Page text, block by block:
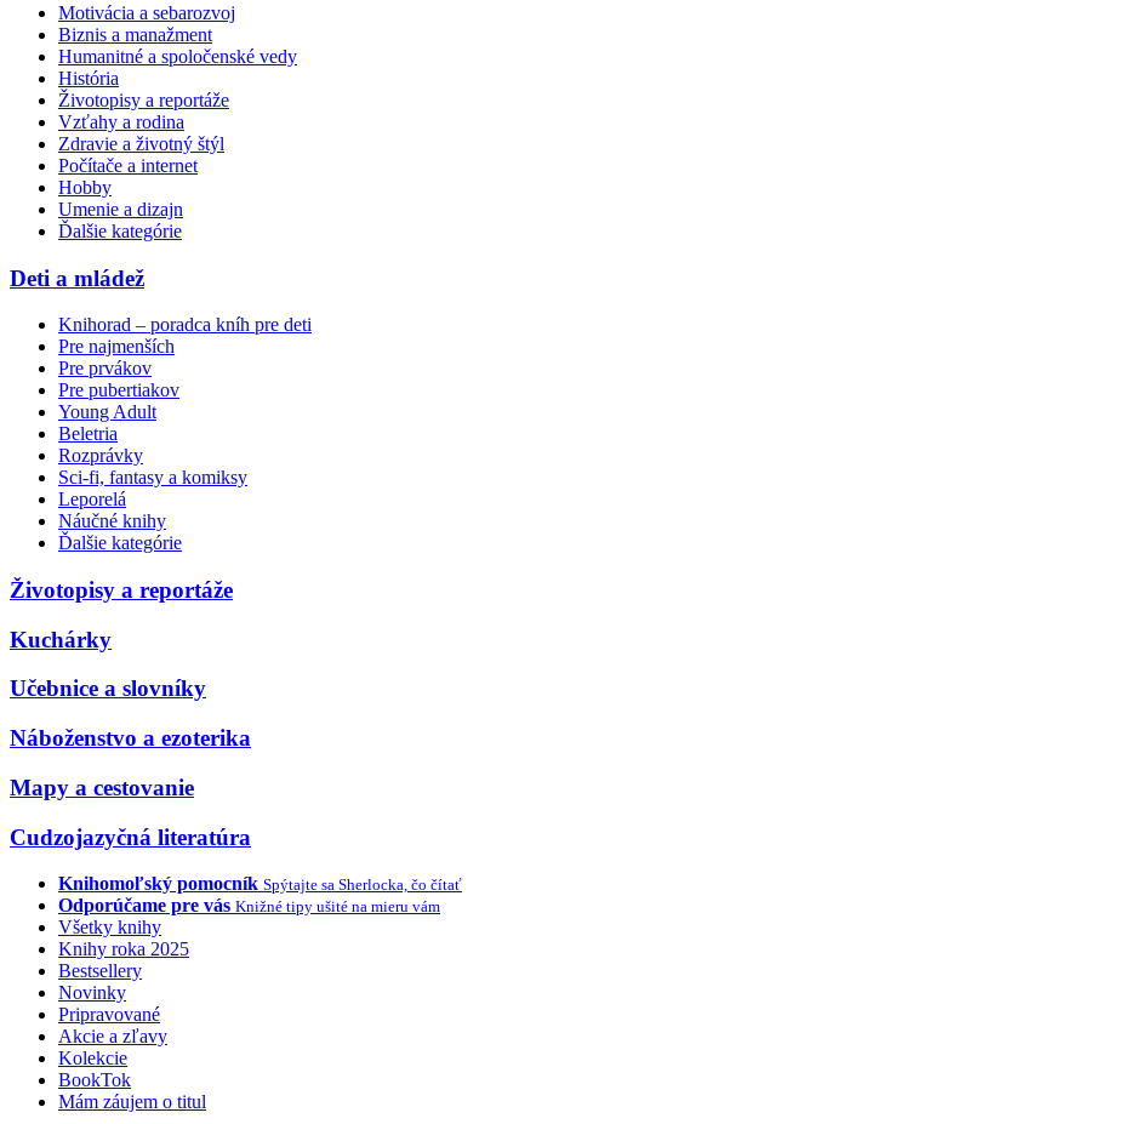
Motivácia a sebarozvoj
Biznis a manažment
Humanitné a spoločenské vedy
História
Životopisy a reportáže
Vzťahy a rodina
Zdravie a životný štýl
Počítače a internet
Hobby
Umenie a dizajn
Ďalšie kategórie
Deti a mládež
Knihorad – poradca kníh pre deti
Pre najmenších
Pre prvákov
Pre pubertiakov
Young Adult
Beletria
Rozprávky
Sci-fi, fantasy a komiksy
Leporelá
Náučné knihy
Ďalšie kategórie
Životopisy a reportáže
Kuchárky
Učebnice a slovníky
Náboženstvo a ezoterika
Mapy a cestovanie
Cudzojazyčná literatúra
Knihomoľský pomocník Spýtajte sa Sherlocka, čo čítať
Odporúčame pre vás Knižné tipy ušité na mieru vám
Všetky knihy
Knihy roka 2025
Bestsellery
Novinky
Pripravované
Akcie a zľavy
Kolekcie
BookTok
Mám záujem o titul